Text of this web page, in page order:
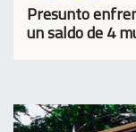
Presunto
un saldo de 4